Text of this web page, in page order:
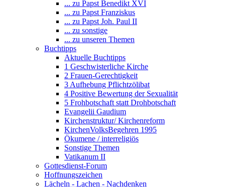
... zu Papst Benedikt XVI
... zu Papst Franziskus
... zu Papst Joh. Paul II
... zu sonstige
... zu unseren Themen
Buchtipps
Aktuelle Buchtipps
1 Geschwisterliche Kirche
2 Frauen-Gerechtigkeit
3 Aufhebung Pflichtzölibat
4 Positive Bewertung der Sexualität
5 Frohbotschaft statt Drohbotschaft
Evangelii Gaudium
Kirchenstruktur/ Kirchenreform
KirchenVolksBegehren 1995
Ökumene / interreligiös
Sonstige Themen
Vatikanum II
Gottesdienst-Forum
Hoffnungszeichen
Lächeln - Lachen - Nachdenken